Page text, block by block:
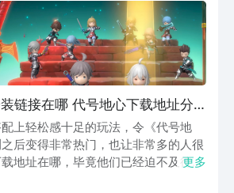
链接在哪 代号地心下载地址分
上轻松感十足的玩法，令《代号地
后变得非常热门，也让非常多的人很
地址在哪，毕竟他们已经迫不及待地
创建的世界，去享受童话般的冒险。
更多